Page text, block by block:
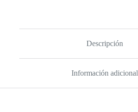
Descripción
Información adicional